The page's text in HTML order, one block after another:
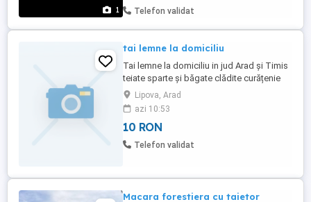
1 Telefon validat
tai lemne la domiciliu
Tai lemne la domiciliu in jud Arad și Timis
teiate sparte și băgate clădite curățenie
Lipova, Arad
azi 10:53
10 RON
Telefon validat
Macara forestiera cu taietor